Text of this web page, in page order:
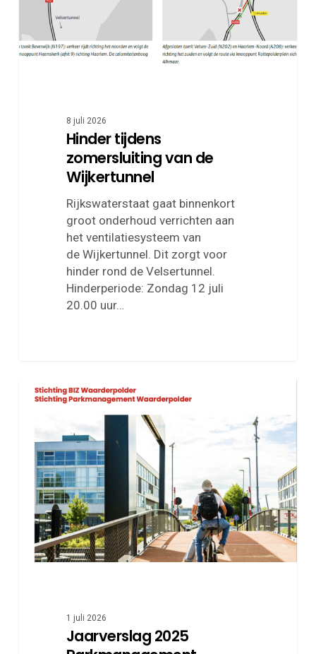
8 juli 2026
Hinder tijdens
zomersluiting van de
Wijkertunnel
Rijkswaterstaat gaat binnenkort
groot onderhoud verrichten aan
het ventilatiesysteem van
de Wijkertunnel. Dit zorgt voor
hinder rond de Velsertunnel.
Hinderperiode: Zondag 12 juli
20.00 uur…
Jaarverslag
2025
Parkmanagement
Waarderpolder
Waarderpolder
gepubliceerd
1 juli 2026
Jaarverslag 2025